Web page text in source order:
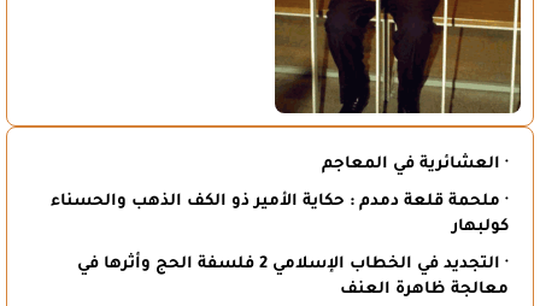
· العشائرية في المعاجم
· ملحمة قلعة دمدم : حكاية الأمير ذو الكف الذهب والحسناء
كولبهار
· التجديد في الخطاب الإسلامي 2 فلسفة الحج وأثرها في
معالجة ظاهرة العنف